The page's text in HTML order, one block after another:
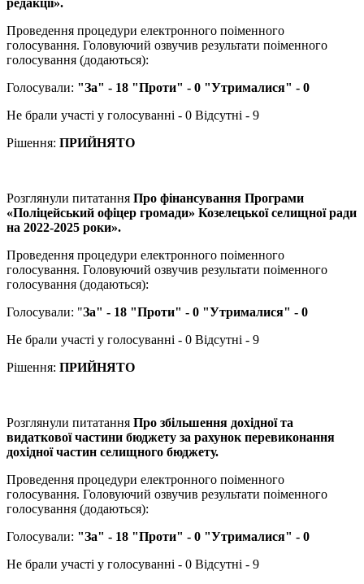
редакції».
Проведення процедури електронного поіменного
голосування. Головуючий озвучив результати поіменного
голосування (додаються):
Голосували: "За" - 18 "Проти" - 0 "Утрималися" - 0
Не брали участі у голосуванні - 0 Відсутні - 9
Рішення: ПРИЙНЯТО
Розглянули питатання Про фінансування Програми
«Поліцейський офіцер громади» Козелецької селищної ради
на 2022-2025 роки».
Проведення процедури електронного поіменного
голосування. Головуючий озвучив результати поіменного
голосування (додаються):
Голосували: "За" - 18 "Проти" - 0 "Утрималися" - 0
Не брали участі у голосуванні - 0 Відсутні - 9
Рішення: ПРИЙНЯТО
Розглянули питатання Про збільшення дохідної та
видаткової частини бюджету за рахунок перевиконання
дохідної частин селищного бюджету.
Проведення процедури електронного поіменного
голосування. Головуючий озвучив результати поіменного
голосування (додаються):
Голосували: "За" - 18 "Проти" - 0 "Утрималися" - 0
Не брали участі у голосуванні - 0 Відсутні - 9